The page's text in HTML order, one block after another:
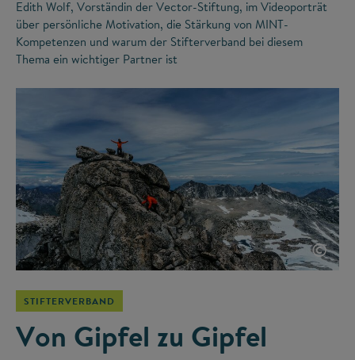
Edith Wolf, Vorständin der Vector-Stiftung, im Videoporträt
über persönliche Motivation, die Stärkung von MINT-
Kompetenzen und warum der Stifterverband bei diesem
Thema ein wichtiger Partner ist
©
STIFTERVERBAND
Von Gipfel zu Gipfel